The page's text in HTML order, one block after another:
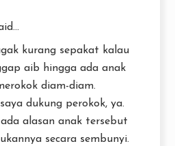
kurang sepakat kalau
aib hingga ada anak
diam-diam.
dukung perokok, ya.
ada alasan anak tersebut
secara sembunyi.